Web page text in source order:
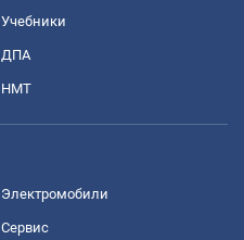
Учебники
ДПА
НМТ
Электромобили
Сервис